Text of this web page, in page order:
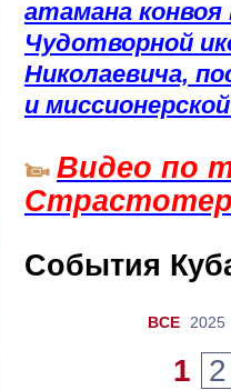
атамана
Чудотворной
Николаевича,
и
Видео по
События
ВCE 2025
1 2